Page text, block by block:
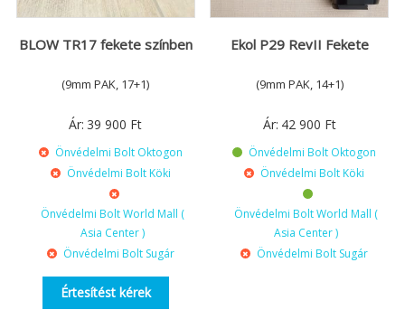
BLOW TR17 fekete színben
(9mm PAK, 17+1)
Ár: 39 900 Ft
Önvédelmi Bolt Oktogon
Önvédelmi Bolt Köki
Önvédelmi Bolt World Mall (
Asia Center )
Önvédelmi Bolt Sugár
Értesítést kérek
Ekol P29 RevII Fekete
(9mm PAK, 14+1)
Ár: 42 900 Ft
Önvédelmi Bolt Oktogon
Önvédelmi Bolt Köki
Önvédelmi Bolt World Mall (
Asia Center )
Önvédelmi Bolt Sugár